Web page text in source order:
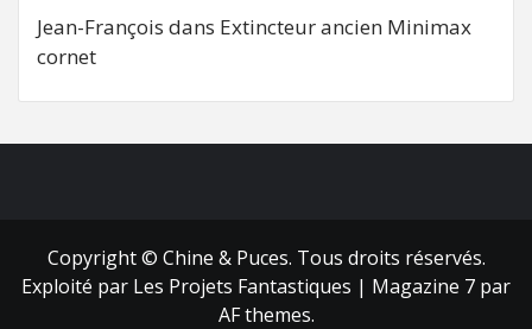
Jean-François dans Extincteur ancien Minimax
cornet
Copyright © Chine & Puces. Tous droits réservés.
Exploité par Les Projets Fantastiques | Magazine 7 par
AF themes.